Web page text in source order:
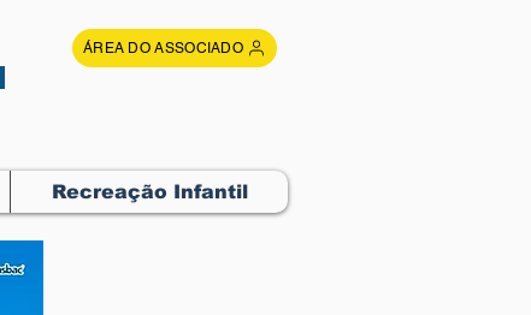
ÁREA DO ASSOCIADO
Recreação Infantil